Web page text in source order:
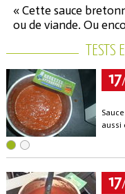
« Cette sauce
ou de viande. Ou
17
aussi
17